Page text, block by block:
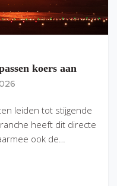
koers aan
leiden tot stijgende
heeft dit directe
ook de…